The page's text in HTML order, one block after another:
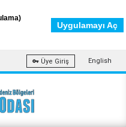
Üye Giriş English
Uygulamayı Aç